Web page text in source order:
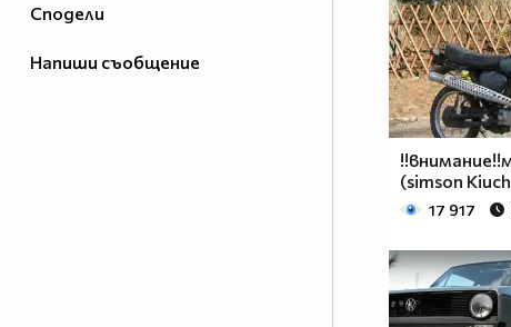
Сподели
Напиши съобщение
(simson
17 917